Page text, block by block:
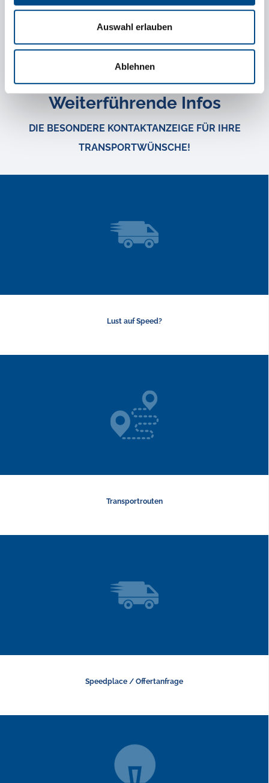
Auswahl erlauben
Ablehnen
garantieren.
IHRE ANFRAGE
Weiterführende Infos
DIE BESONDERE KONTAKTANZEIGE FÜR IHRE
TRANSPORTWÜNSCHE!
Lust auf Speed?
Transportrouten
Speedplace / Offertanfrage